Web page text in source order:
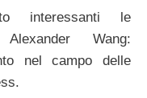
interessanti le
Wang:
nel campo delle